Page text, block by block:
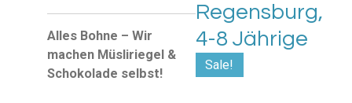
Regensburg,
4-8 Jährige
Sale!
Alles Bohne – Wir
machen Müsliriegel &
Schokolade selbst!